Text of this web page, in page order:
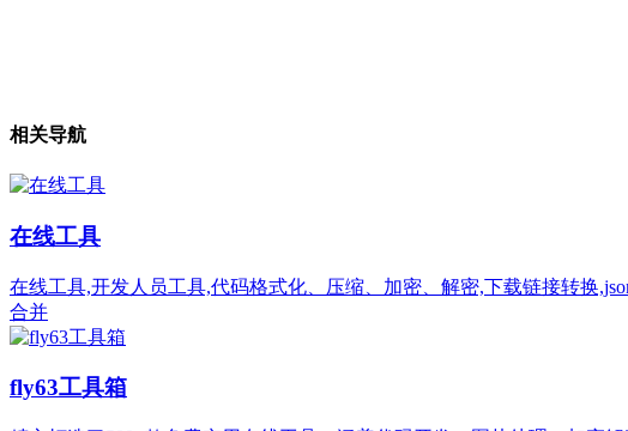
相关导航
在线工具
在线工具,开发人员工具,代码格式化、压缩、加密、解密,下载链接转换
合并
fly63工具箱